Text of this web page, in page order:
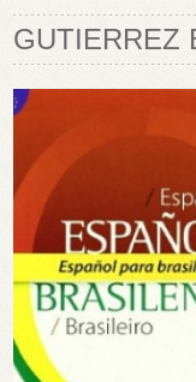
GUTIERREZ